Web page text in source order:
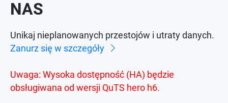
NAS
Unikaj nieplanowanych przestojów i utraty danych.
Zanurz się w szczegóły
Uwaga: Wysoka dostępność (HA) będzie
obsługiwana od wersji QuTS hero h6.